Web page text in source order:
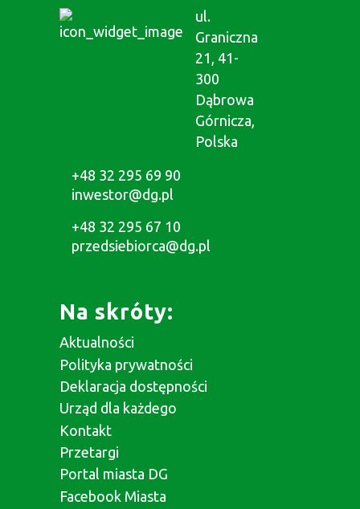
ul.
Graniczna
21, 41-
300
Dąbrowa
Górnicza,
Polska
+48 32 295 69 90
inwestor@dg.pl
+48 32 295 67 10
przedsiebiorca@dg.pl
Na skróty:
Aktualności
Polityka prywatności
Deklaracja dostępności
Urząd dla każdego
Kontakt
Przetargi
Portal miasta DG
Facebook Miasta